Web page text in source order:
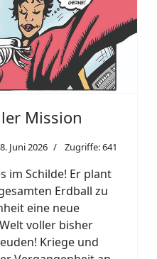
Mission
Juni 2026 Zugriffe: 641
im Schilde! Er plant
Erdball zu
eine neue
voller bisher
Kriege und